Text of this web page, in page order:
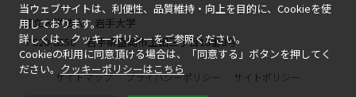
国立大学法人 岩手大学
〒020-8550 岩手県盛岡市上田三丁目18番8号
サイトマップ プライバシーポリシー サイトポリシー
当ウェブサイトは、利便性、品質維持・向上を目的に、Cookieを使
用しております。
詳しくは、クッキーポリシーをご参照ください。
Cookieの利用に同意頂ける場合は、「同意する」ボタンを押してく
ださい。 クッキーポリシーはこちら